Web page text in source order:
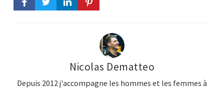
Nicolas Dematteo
Depuis 2012 j'accompagne les hommes et les femmes à